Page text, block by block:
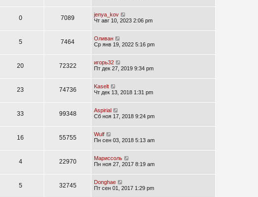
0 7089
jenya_kov
Чт авг 10, 2023 2:06 pm
5 7464
Оливан
Ср янв 19, 2022 5:16 pm
20 72322
игорь32
Пт дек 27, 2019 9:34 pm
23 74736
Kaselt
Чт дек 13, 2018 1:31 pm
33 99348
Aspirial
Сб ноя 17, 2018 9:24 pm
16 55755
Wulf
Пн сен 03, 2018 5:13 am
4 22970
Мариссоль
Пн ноя 27, 2017 8:19 am
5 32745
Donghae
Пт сен 01, 2017 1:29 pm